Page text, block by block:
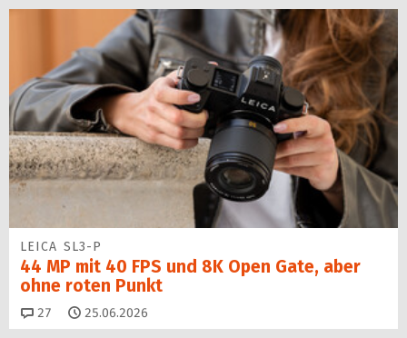
LEICA SL3-P
44 MP mit 40 FPS und 8K Open Gate, aber
ohne roten Punkt
27 Kommentare
25.06.2026